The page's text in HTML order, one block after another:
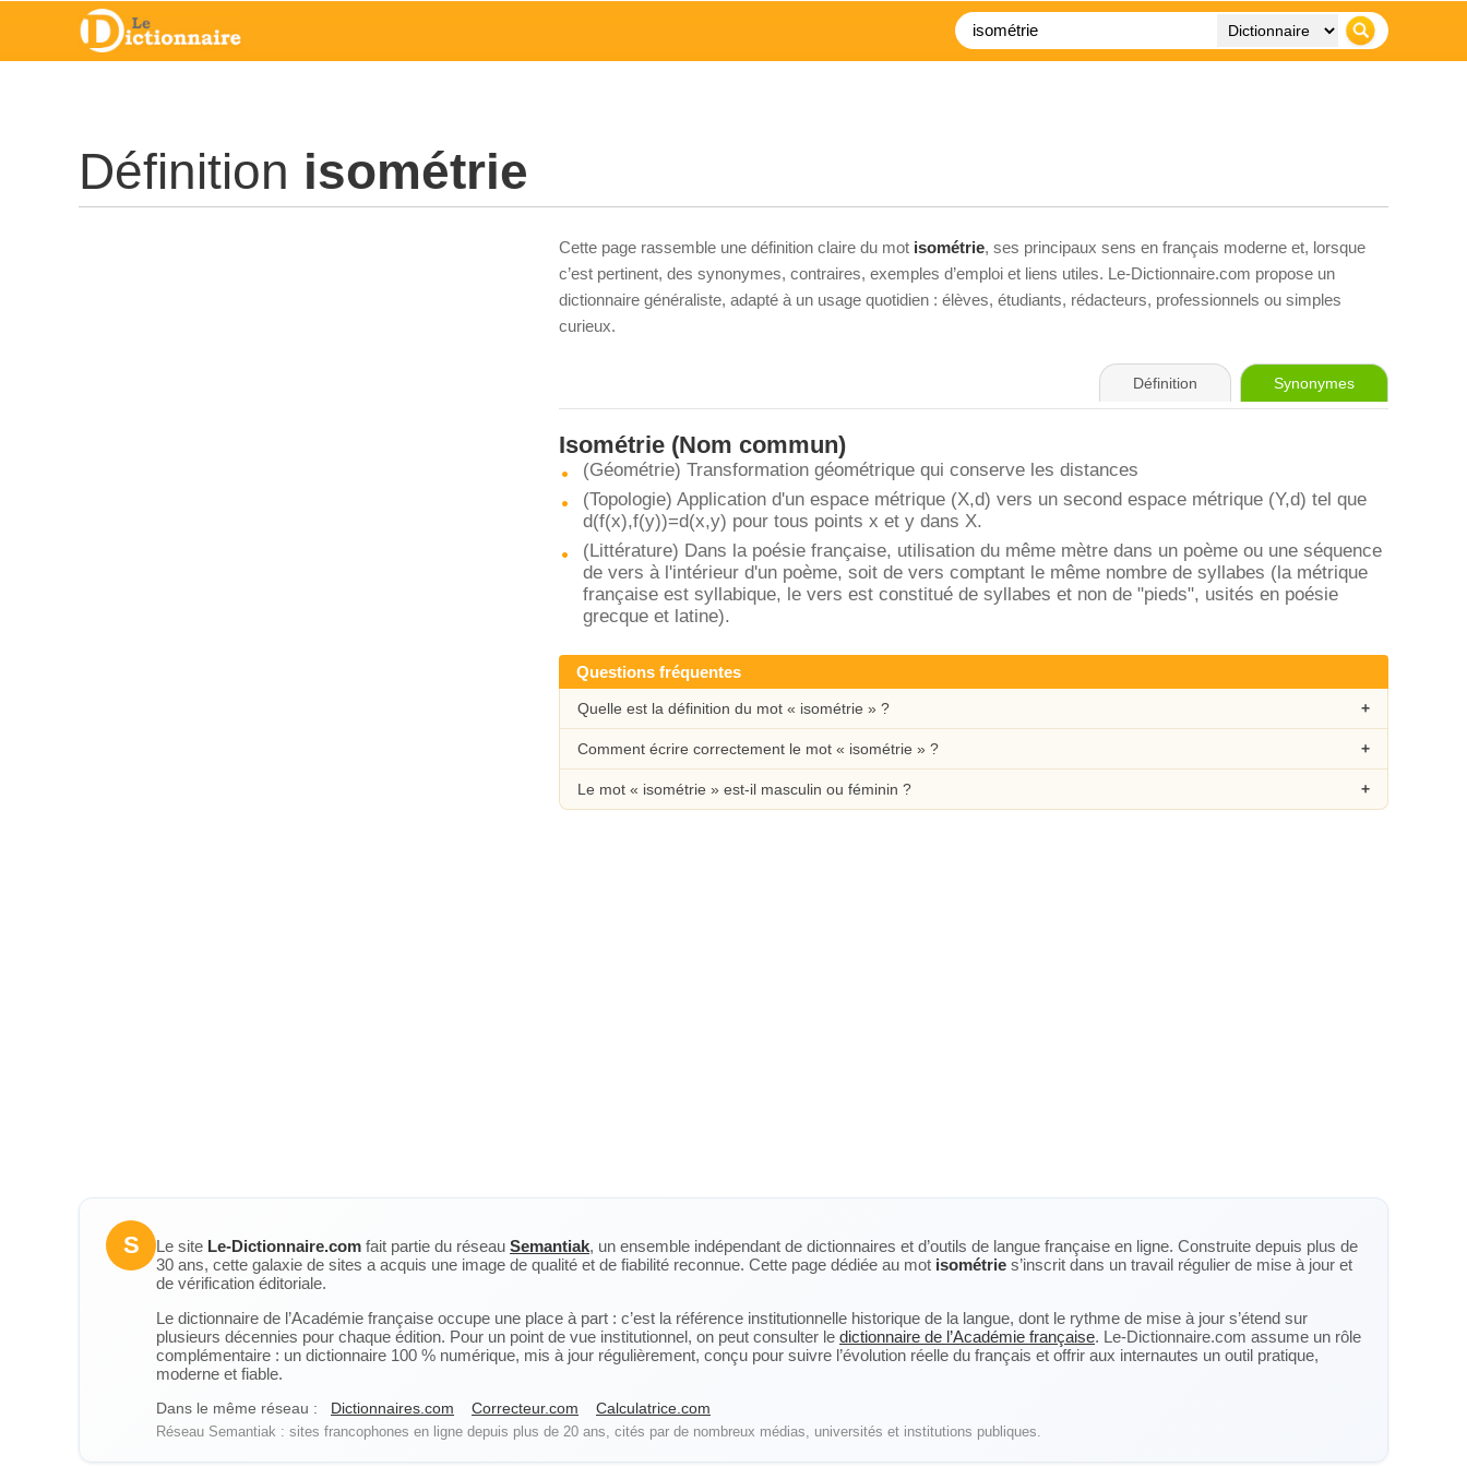
Définition isométrie
Cette page rassemble une définition claire du mot isométrie, ses principaux sens en français moderne et, lorsque
c’est pertinent, des synonymes, contraires, exemples d’emploi et liens utiles. Le-Dictionnaire.com propose un
dictionnaire généraliste, adapté à un usage quotidien : élèves, étudiants, rédacteurs, professionnels ou simples
curieux.
Définition Synonymes
Isométrie (Nom commun)
(Géométrie) Transformation géométrique qui conserve les distances
(Topologie) Application d'un espace métrique (X,d) vers un second espace métrique (Y,d) tel que
d(f(x),f(y))=d(x,y) pour tous points x et y dans X.
(Littérature) Dans la poésie française, utilisation du même mètre dans un poème ou une séquence
de vers à l'intérieur d'un poème, soit de vers comptant le même nombre de syllabes (la métrique
française est syllabique, le vers est constitué de syllabes et non de "pieds", usités en poésie
grecque et latine).
Questions fréquentes
Quelle est la définition du mot « isométrie » ?
Comment écrire correctement le mot « isométrie » ?
Le mot « isométrie » est-il masculin ou féminin ?
S Le site Le-Dictionnaire.com fait partie du réseau Semantiak, un ensemble indépendant de dictionnaires et d’outils de langue française en ligne. Construite depuis plus de
30 ans, cette galaxie de sites a acquis une image de qualité et de fiabilité reconnue. Cette page dédiée au mot isométrie s’inscrit dans un travail régulier de mise à jour et
de vérification éditoriale.
Le dictionnaire de l’Académie française occupe une place à part : c’est la référence institutionnelle historique de la langue, dont le rythme de mise à jour s’étend sur
plusieurs décennies pour chaque édition. Pour un point de vue institutionnel, on peut consulter le dictionnaire de l’Académie française. Le-Dictionnaire.com assume un rôle
complémentaire : un dictionnaire 100 % numérique, mis à jour régulièrement, conçu pour suivre l’évolution réelle du français et offrir aux internautes un outil pratique,
moderne et fiable.
Dans le même réseau : Dictionnaires.com Correcteur.com Calculatrice.com
Réseau Semantiak : sites francophones en ligne depuis plus de 20 ans, cités par de nombreux médias, universités et institutions publiques.